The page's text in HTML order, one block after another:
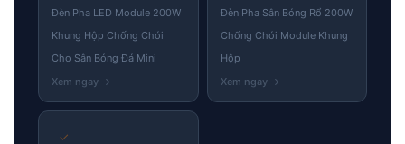
Đèn Pha LED Module 200W
Khung Hộp Chống Chói
Cho Sân Bóng Đá Mini
Đèn Pha Sân Bóng Rổ 200W
Chống Chói Module Khung
Hộp
✓